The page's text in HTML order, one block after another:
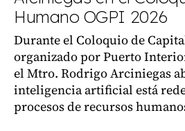
Humano OGPI 2026
Durante el Coloquio de
organizado por Puerto
el Mtro. Rodrigo Arciniegas
inteligencia artificial está
procesos de recursos